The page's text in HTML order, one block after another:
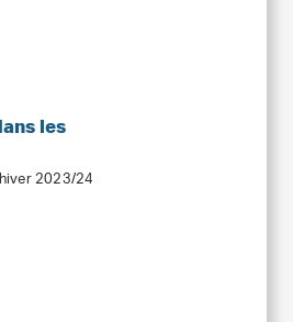
les
2023/24